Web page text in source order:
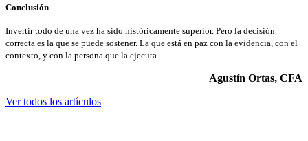
Conclusión
Invertir todo de una vez ha sido históricamente superior. Pero la decisión
correcta es la que se puede sostener. La que está en paz con la evidencia, con el
contexto, y con la persona que la ejecuta.
Agustín Ortas, CFA
Ver todos los artículos